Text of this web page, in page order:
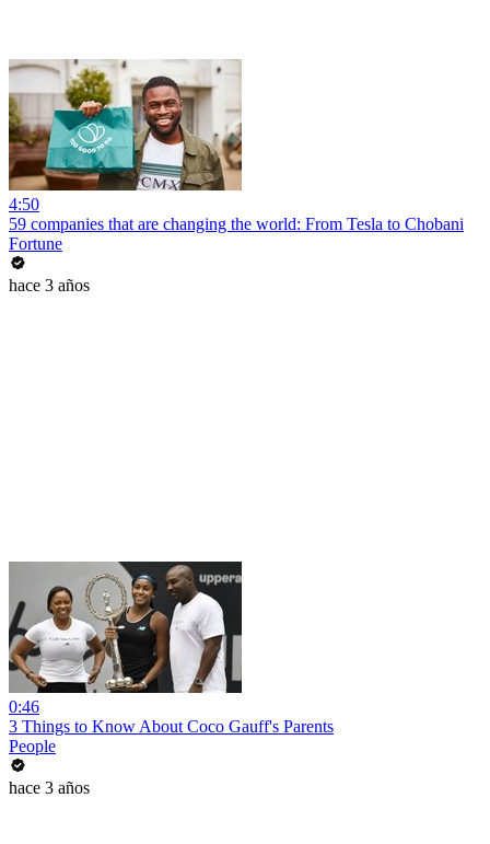
4:50
59 companies that are changing the world: From Tesla to Chobani
Fortune
hace 3 años
0:46
3 Things to Know About Coco Gauff's Parents
People
hace 3 años